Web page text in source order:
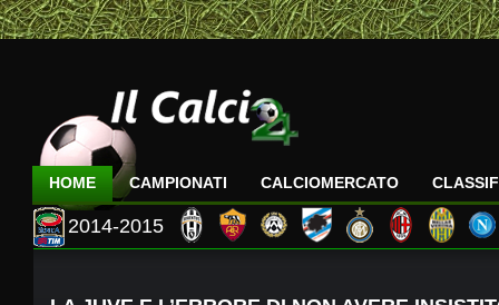
HOME CAMPIONATI CALCIOMERCATO
2014-2015